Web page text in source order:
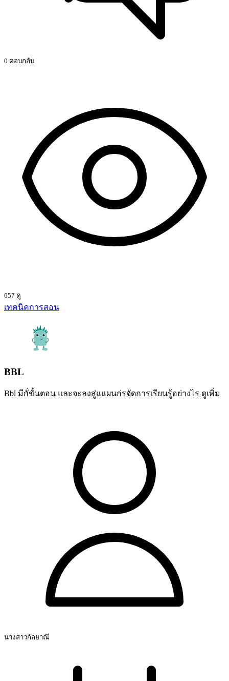
0 ตอบกลับ
657 ดู
เทคนิคการสอน
BBL
Bbl มีกั่ขั้นตอน และจะลงสู่แแผนก่รจัดการเรียนรู้อย่างไร ดูเพิ่ม
นางสาวกัลยาณี